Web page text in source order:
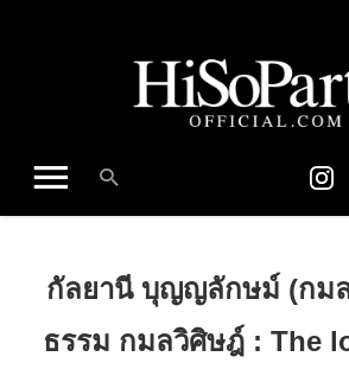
กัลยานี บุญญลักษม์ (กม
ธรรม กมลวิศิษฎ์ : The